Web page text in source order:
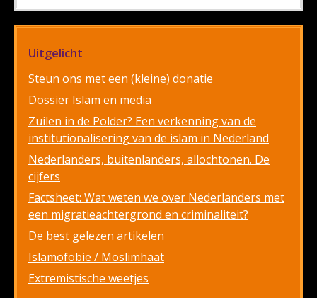
Uitgelicht
Steun ons met een (kleine) donatie
Dossier Islam en media
Zuilen in de Polder? Een verkenning van de
institutionalisering van de islam in Nederland
Nederlanders, buitenlanders, allochtonen. De
cijfers
Factsheet: Wat weten we over Nederlanders met
een migratieachtergrond en criminaliteit?
De best gelezen artikelen
Islamofobie / Moslimhaat
Extremistische weetjes